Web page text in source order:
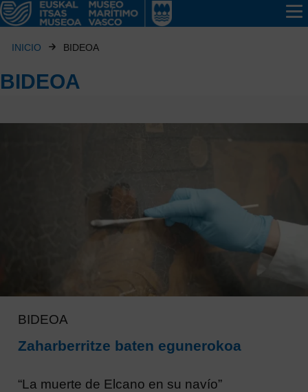
INICIO BIDEOA
BIDEOA
BIDEOA
Zaharberritze baten egunerokoa
“La muerte de Elcano en su navío”